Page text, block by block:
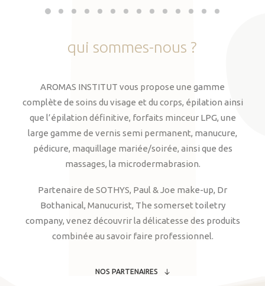
qui sommes-nous ?
AROMAS INSTITUT vous propose une gamme
complète de soins du visage et du corps, épilation ainsi
que l’épilation définitive, forfaits minceur LPG, une
large gamme de vernis semi permanent, manucure,
pédicure, maquillage mariée/soirée, ainsi que des
massages, la microdermabrasion.
Partenaire de SOTHYS, Paul & Joe make-up, Dr
Bothanical, Manucurist, The somerset toiletry
company, venez découvrir la délicatesse des produits
combinée au savoir faire professionnel.
NOS PARTENAIRES